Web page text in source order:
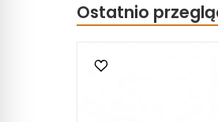
Ostatnio